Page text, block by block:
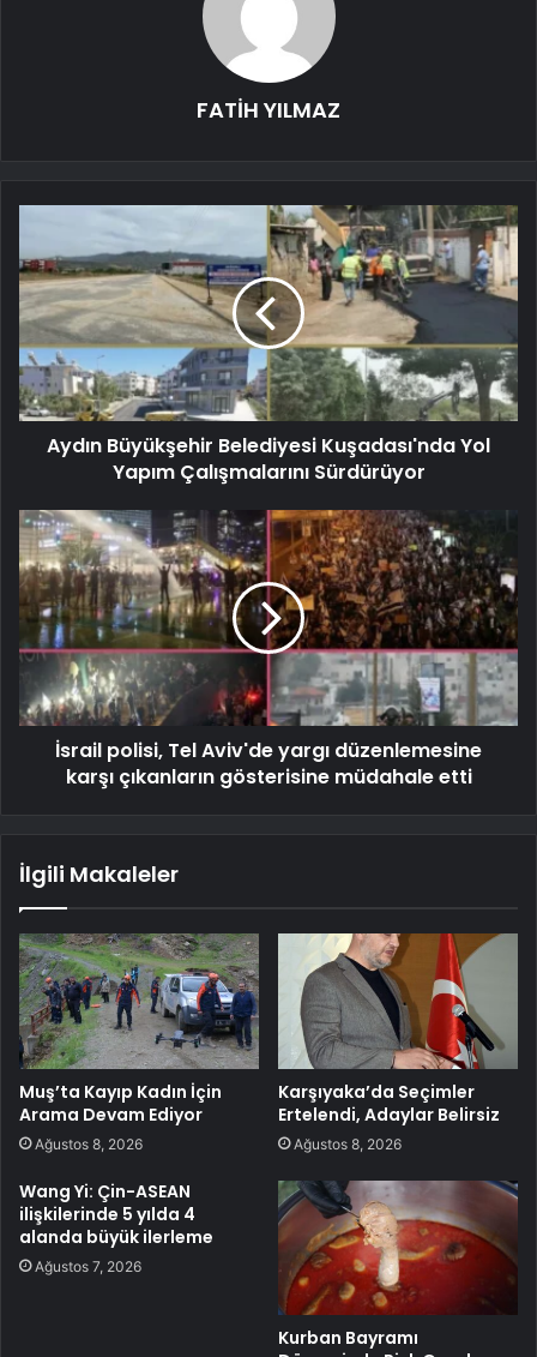
FATİH YILMAZ
Aydın Büyükşehir Belediyesi Kuşadası'nda Yol
Yapım Çalışmalarını Sürdürüyor
İsrail polisi, Tel Aviv'de yargı düzenlemesine
karşı çıkanların gösterisine müdahale etti
İlgili Makaleler
Muş’ta Kayıp Kadın İçin
Arama Devam Ediyor
Ağustos 8, 2026
Karşıyaka’da Seçimler
Ertelendi, Adaylar Belirsiz
Ağustos 8, 2026
Wang Yi: Çin-ASEAN
ilişkilerinde 5 yılda 4
alanda büyük ilerleme
Ağustos 7, 2026
Kurban Bayramı